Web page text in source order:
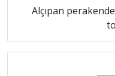
Alçıpan